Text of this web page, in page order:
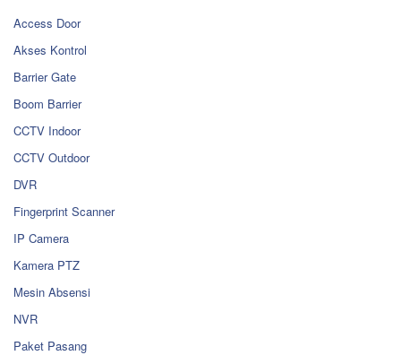
Access Door
Akses Kontrol
Barrier Gate
Boom Barrier
CCTV Indoor
CCTV Outdoor
DVR
Fingerprint Scanner
IP Camera
Kamera PTZ
Mesin Absensi
NVR
Paket Pasang